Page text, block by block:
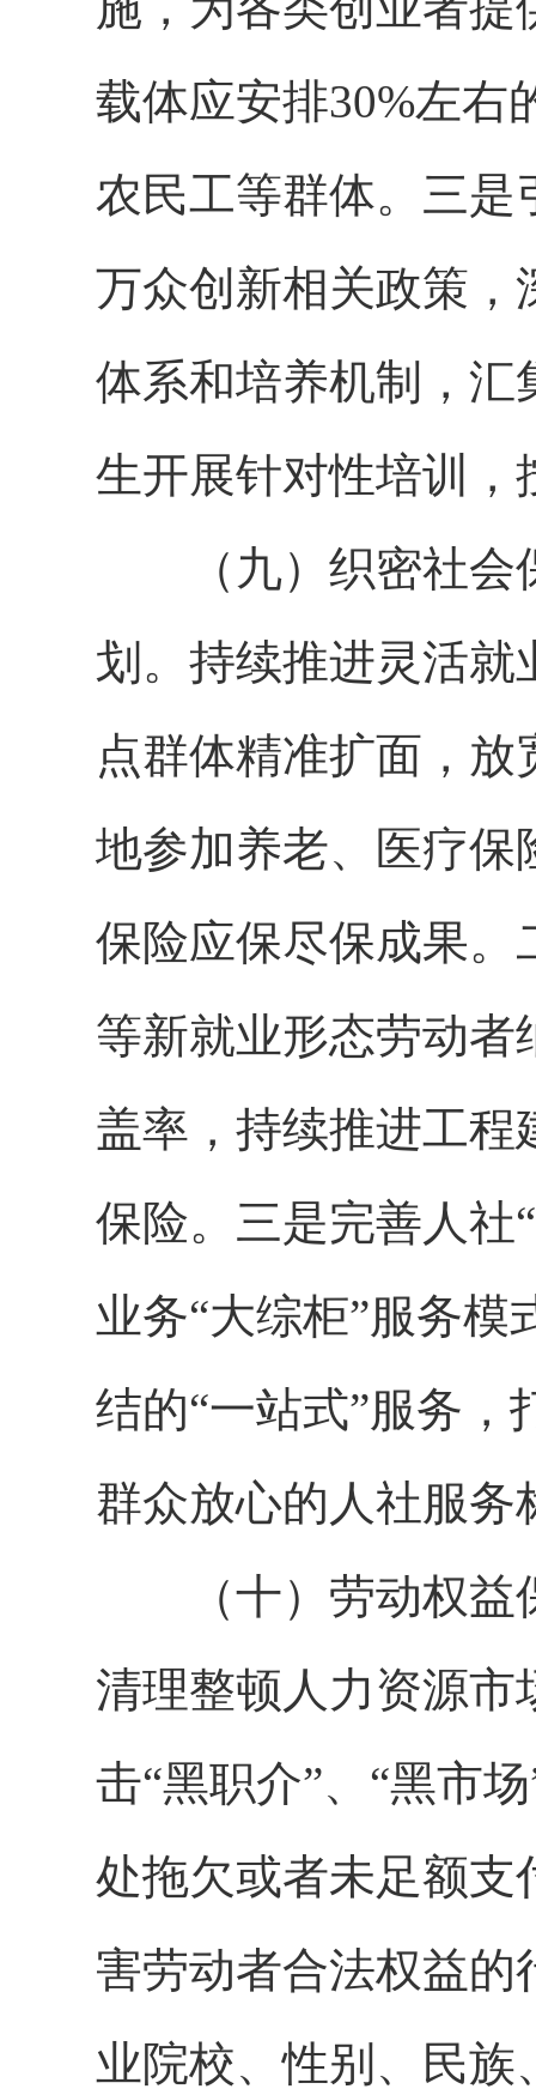
载体应安排30%左右
农民工等群体。三是
万众创新相关政策，
体系和培养机制，汇
生开展针对性培训，
（九）织密社会
划。持续推进灵活
点群体精准扩面，
地参加养老、医疗保
保险应保尽保成果。
等新就业形态劳动
盖率，持续推进工
保险。三是完善人社
业务“大综柜”服务
结的“一站式”服务
群众放心的人社服务
（十）劳动权益
清理整顿人力资源
击“黑职介”、“黑市
处拖欠或者未足额支
害劳动者合法权益
业院校、性别、民